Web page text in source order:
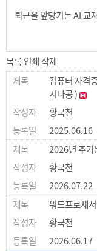
퇴근을 앞당기는 AI 교
목록인쇄 삭제
컴퓨터 자격
시나공 )
황국천
2025.06.16
2026년 추가
황국천
2026.07.22
워드프로세
황국천
2026.06.17